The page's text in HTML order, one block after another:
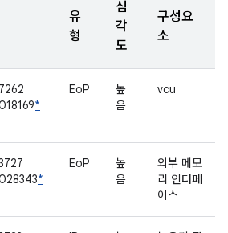
유
형
심
각
도
구성요
소
*
EoP
높
음
vcu
*
EoP
높
음
외부 메모
리 인터페
이스